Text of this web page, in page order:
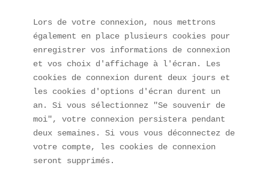
Lors de votre connexion, nous mettrons
également en place plusieurs cookies pour
enregistrer vos informations de connexion
et vos choix d'affichage à l'écran. Les
cookies de connexion durent deux jours et
les cookies d'options d'écran durent un
an. Si vous sélectionnez "Se souvenir de
moi", votre connexion persistera pendant
deux semaines. Si vous vous déconnectez de
votre compte, les cookies de connexion
seront supprimés.